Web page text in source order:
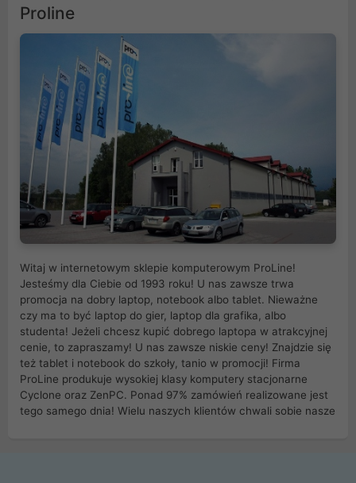
Proline
Witaj w internetowym sklepie komputerowym ProLine!
Jesteśmy dla Ciebie od 1993 roku! U nas zawsze trwa
promocja na dobry laptop, notebook albo tablet. Nieważne
czy ma to być laptop do gier, laptop dla grafika, albo
studenta! Jeżeli chcesz kupić dobrego laptopa w atrakcyjnej
cenie, to zapraszamy! U nas zawsze niskie ceny! Znajdzie się
też tablet i notebook do szkoły, tanio w promocji! Firma
ProLine produkuje wysokiej klasy komputery stacjonarne
Cyclone oraz ZenPC. Ponad 97% zamówień realizowane jest
tego samego dnia! Wielu naszych klientów chwali sobie nasze